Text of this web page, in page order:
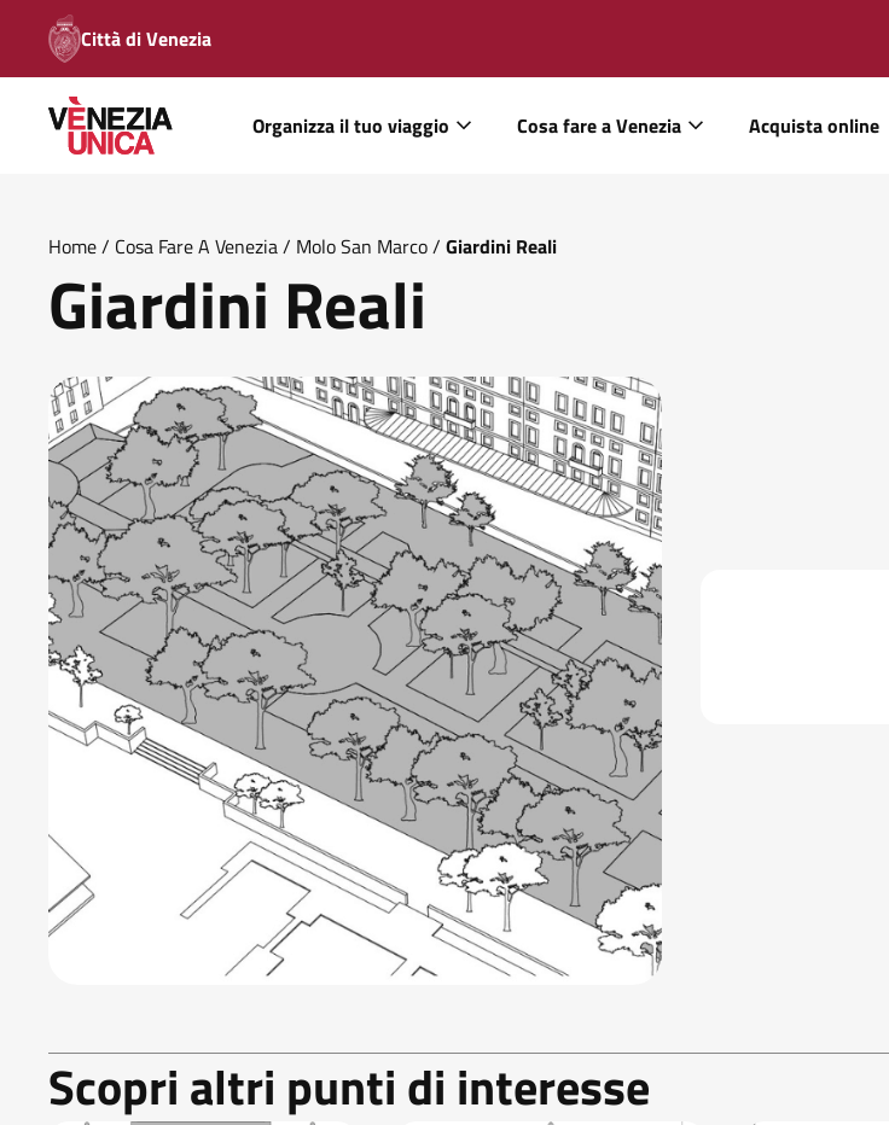
Città di Venezia
Organizza il tuo viaggio Cosa fare a Venezia Acquista online
Home/ Cosa Fare A Venezia/ Molo San Marco/ Giardini Reali
Giardini Reali
Scopri altri punti di interesse